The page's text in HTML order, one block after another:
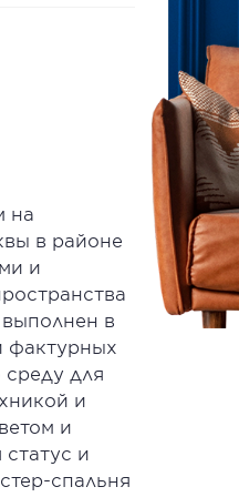
на
в районе
и
в
фактурных
для
и
и
и
спальня